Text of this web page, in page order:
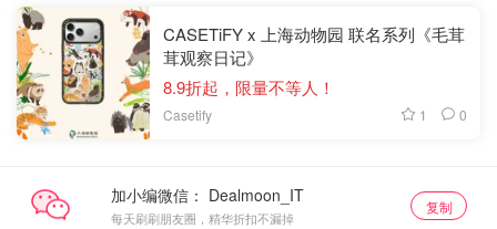
CASETiFY x 上海动物园 联名系列《毛茸
茸观察日记》
8.9折起，限量不等人！
Casetify 1 0
加小编微信：
每天刷刷朋友圈，精华折扣不漏掉
复制